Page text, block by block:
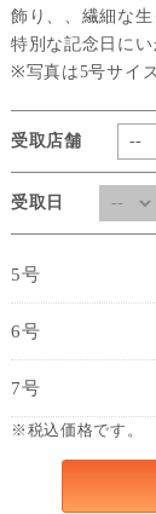
飾り、、繊細な生
特別な記念日にい
※写真は5号サイ
受取店舗
受取日
5号
6号
7号
※税込価格です。